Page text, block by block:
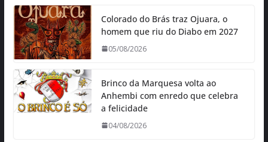
Colorado do Brás traz Ojuara, o
homem que riu do Diabo em 2027
05/08/2026
Brinco da Marquesa volta ao
Anhembi com enredo que celebra
a felicidade
04/08/2026